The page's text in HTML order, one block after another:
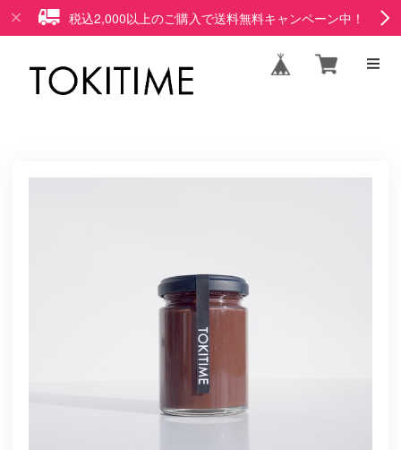
税込2,000以上のご購入で送料無料キャンペーン中！